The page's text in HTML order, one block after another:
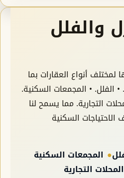
والفلل
أنواع العقارات بما
الفلل. • المجمعات السكنية.
التجارية. مما يسمح لنا
الاحتياجات السكنية
المجمعات السكنية
المحلات التجارية